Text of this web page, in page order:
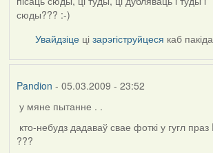
сюды??? :-)
Увайдзіце цізарэгіструйцеся каб
Pandion - 05.03.2009 - 23:52
у мяне пытанне . .
кто-небудз дадаваў свае фоткі у гугл
???